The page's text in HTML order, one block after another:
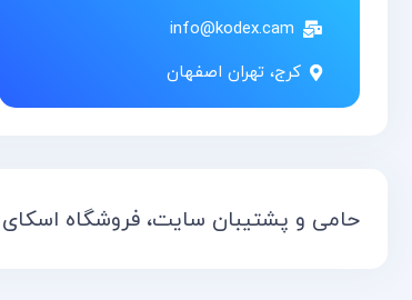
info@kodex.cam
کرج، تهران اصفهان
حامی و پشتیبان سایت، فروشگاه اسکای